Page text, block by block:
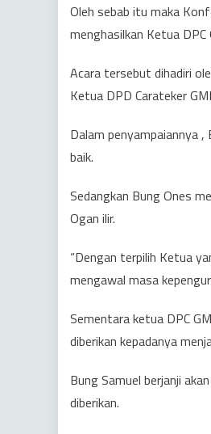
Oleh sebab itu maka
menghasilkan Ketua
Acara tersebut dihadiri
Ketua DPD Carateker
Dalam penyampaiannya
baik.
Sedangkan Bung Ones
Ogan ilir.
“Dengan terpilih Ketua
mengawal masa
Sementara ketua DPC
diberikan kepadanya
Bung Samuel berjanji
diberikan.